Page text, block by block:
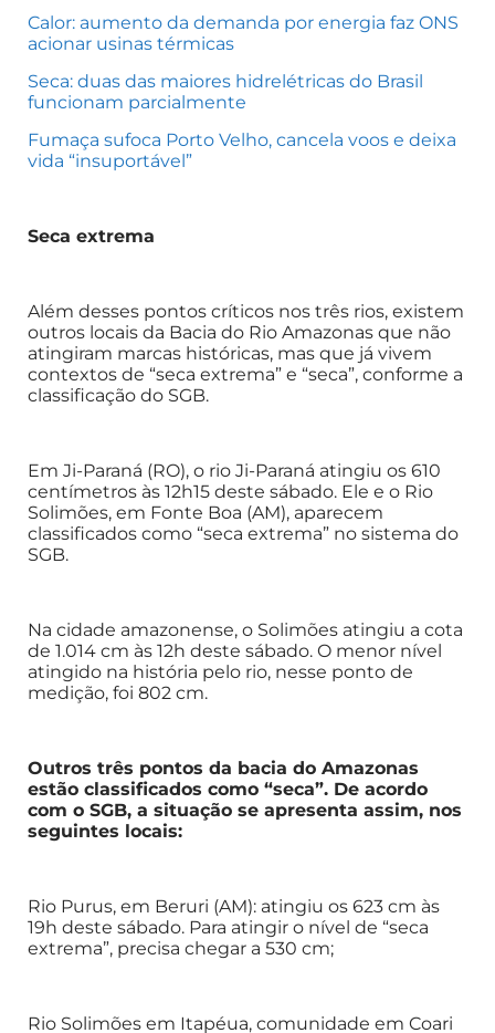
Calor: aumento da demanda por energia faz ONS
acionar usinas térmicas
Seca: duas das maiores hidrelétricas do Brasil
funcionam parcialmente
Fumaça sufoca Porto Velho, cancela voos e deixa
vida “insuportável”
Seca extrema
Além desses pontos críticos nos três rios, existem
outros locais da Bacia do Rio Amazonas que não
atingiram marcas históricas, mas que já vivem
contextos de “seca extrema” e “seca”, conforme a
classificação do SGB.
Em Ji-Paraná (RO), o rio Ji-Paraná atingiu os 610
centímetros às 12h15 deste sábado. Ele e o Rio
Solimões, em Fonte Boa (AM), aparecem
classificados como “seca extrema” no sistema do
SGB.
Na cidade amazonense, o Solimões atingiu a cota
de 1.014 cm às 12h deste sábado. O menor nível
atingido na história pelo rio, nesse ponto de
medição, foi 802 cm.
Outros três pontos da bacia do Amazonas
estão classificados como “seca”. De acordo
com o SGB, a situação se apresenta assim, nos
seguintes locais:
Rio Purus, em Beruri (AM): atingiu os 623 cm às
19h deste sábado. Para atingir o nível de “seca
extrema”, precisa chegar a 530 cm;
Rio Solimões em Itapéua, comunidade em Coari